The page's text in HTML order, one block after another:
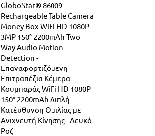
GloboStar® 86009
Rechargeable Table Camera
Money Box WiFi HD 1080P
3MP 150° 2200mAh Two
Way Audio Motion
Detection -
Επαναφορτιζόμενη
Επιτραπέζια Κάμερα
Κουμπαράς WiFi HD 1080P
150° 2200mAh Διπλή
Κατέυθυνση Ομιλίας με
Ανιχνευτή Κίνησης - Λευκό
Ροζ